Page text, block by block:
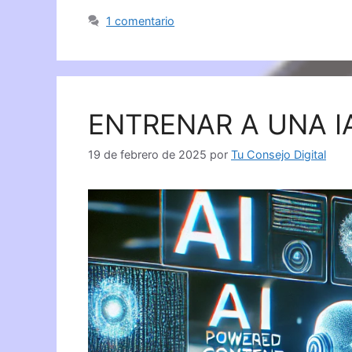
1 comentario
ENTRENAR A UNA
19 de febrero de 2025 por Tu Consejo Digital